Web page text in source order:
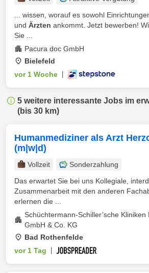
... wissen, worauf es sowohl
und Ärzten ankommt. Jetzt bewerben!
Sie ...
Pacura doc GmbH
Bielefeld
vor 1 Woche
5 weitere interessante Jobs im
(bis 30 km)
Humanmediziner als Arzt
(m|w|d)
Vollzeit
Sonderzahlung
Das erwartet Sie bei uns Kollegiale,
Zusammenarbeit mit den anderen
erlernen die ...
Schüchtermann-Schiller’sche
GmbH & Co. KG
Bad Rothenfelde
vor 1 Tag